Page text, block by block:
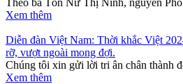
Theo bà Tôn Nữ Thị Ninh, nguyên
Xem thêm
Diễn đàn Việt Nam: Thời khắc Việt
rỡ, vượt ngoài mong đợi.
Chúng tôi xin gửi lời tri ân chân thành
Xem thêm